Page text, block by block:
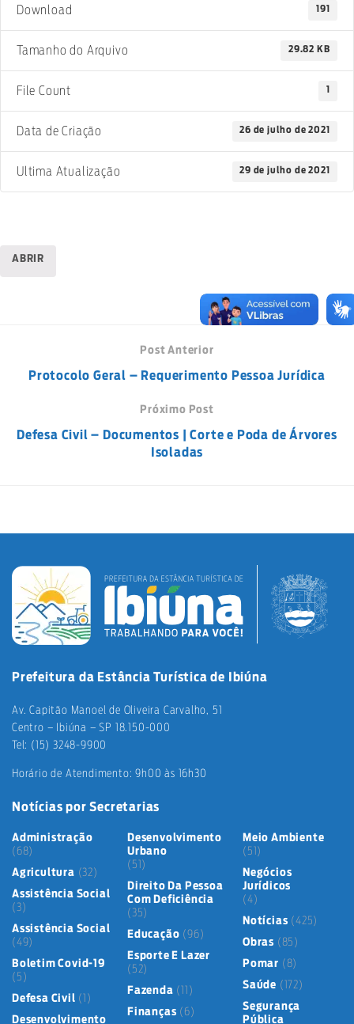
Download 191
Tamanho do Arquivo 29.82 KB
File Count 1
Data de Criação 26 de julho de 2021
Ultima Atualização 29 de julho de 2021
ABRIR
Post Anterior
Protocolo Geral – Requerimento Pessoa Jurídica
Próximo Post
Defesa Civil – Documentos | Corte e Poda de Árvores
Isoladas
Prefeitura da Estância Turística de Ibiúna
Av. Capitão Manoel de Oliveira Carvalho, 51
Centro – Ibiúna – SP 18.150-000
Tel: (15) 3248-9900
Horário de Atendimento: 9h00 às 16h30
Notícias por Secretarias
Administração
(68)
Agricultura (32)
Assistência Social
(3)
Assistência Social
(49)
Boletim Covid-19
(5)
Defesa Civil (1)
Desenvolvimento
Desenvolvimento
Urbano
(51)
Direito Da Pessoa
Com Deficiência
(35)
Educação (96)
Esporte E Lazer
(52)
Fazenda (11)
Finanças (6)
Meio Ambiente
(51)
Negócios
Jurídicos
(4)
Notícias (425)
Obras (85)
Pomar (8)
Saúde (172)
Segurança
Pública